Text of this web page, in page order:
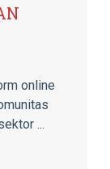
online
...